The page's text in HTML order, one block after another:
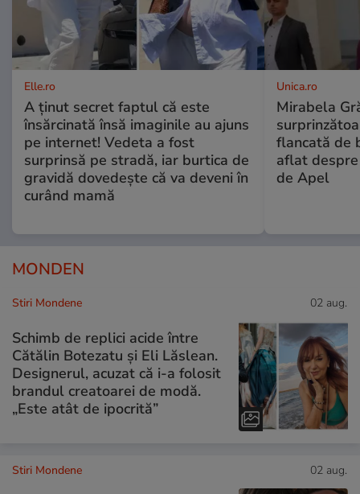
Elle.ro
A ținut secret faptul că este
însărcinată însă imaginile au ajuns
pe internet! Vedeta a fost
surprinsă pe stradă, iar burtica de
gravidă dovedește că va deveni în
curând mamă
Unica.ro
Mirabela
flancată de
aflat
de Apel
MONDEN
Stiri Mondene 02 aug.
Schimb de replici acide între
Cătălin Botezatu și Eli Lăslean.
Designerul, acuzat că i-a folosit
brandul creatoarei de modă.
„Este atât de ipocrită”
Stiri Mondene 02 aug.